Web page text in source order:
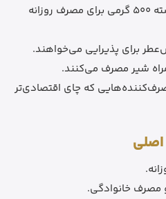
خانواده‌هایی که به دنبال بسته 500 گرمی برای مصرف روزانه
برای پذیرایی می‌خواهند.
شیر مصرف می‌کنند.
که چای اقتصادی‌تر
مصرف خانوادگی.